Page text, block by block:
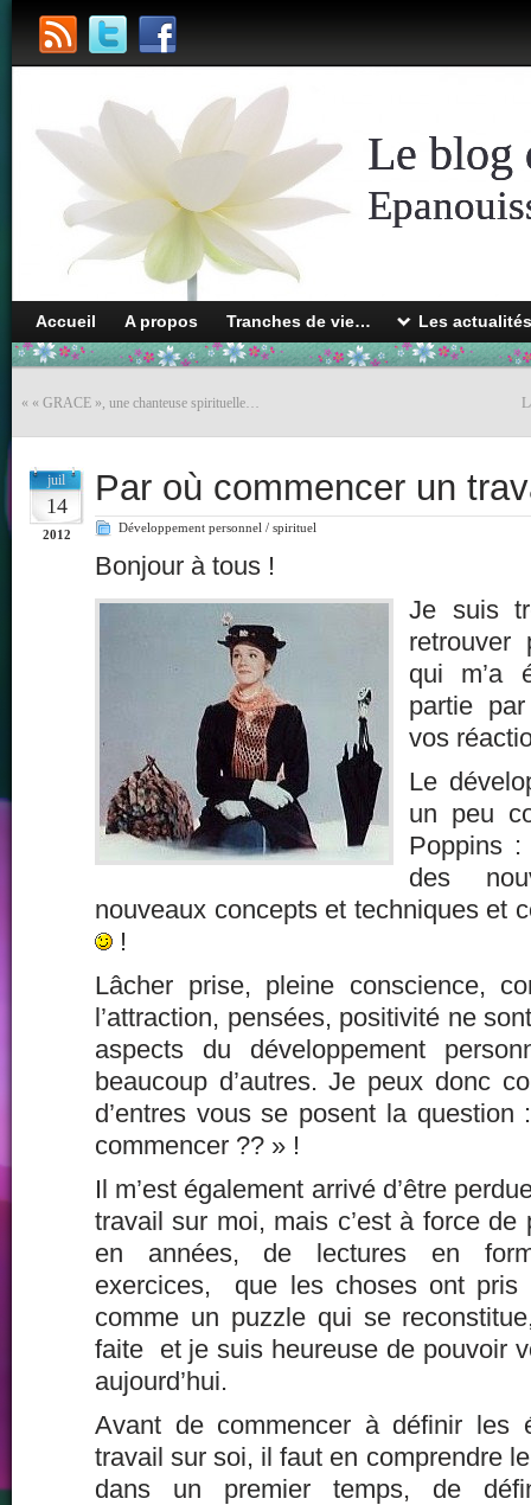
Le blog
Accueil A propos Tranches de vie… Les
« « GRACE », une chanteuse spirituelle…
juil
14
2012
Par où commencer un
Développement personnel / spirituel
Bonjour à tous !
Je suis
retrouver
qui m’a
partie
vos
Le
un peu
Poppins :
des
nouveaux concepts et techniques et
!
Lâcher prise, pleine conscience,
l’attraction, pensées, positivité ne
aspects du développement
beaucoup d’autres. Je peux donc
d’entres vous se posent la
commencer ?? » !
Il m’est également arrivé d’être
travail sur moi, mais c’est à force de
en années, de lectures en
exercices, que les choses ont pris
comme un puzzle qui se
faite et je suis heureuse de pouvoir
aujourd’hui.
Avant de commencer à définir les
travail sur soi, il faut en comprendre
dans un premier temps, de